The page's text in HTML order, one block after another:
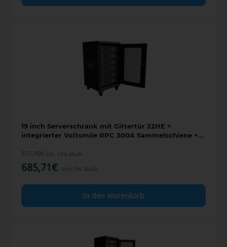
19 inch Serverschrank mit Gittertür 22HE +
integrierter Voltsmile RPC 300A Sammelschiene +
815,99€ inkl. 19% MwSt.
685,71€ inkl. 0% MwSt.
In den Warenkorb